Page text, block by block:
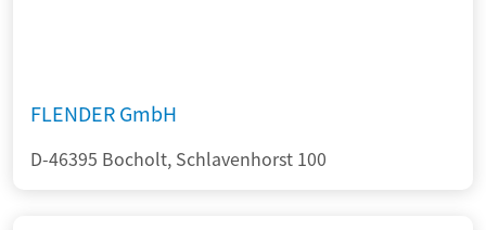
FLENDER GmbH
D-46395 Bocholt, Schlavenhorst 100